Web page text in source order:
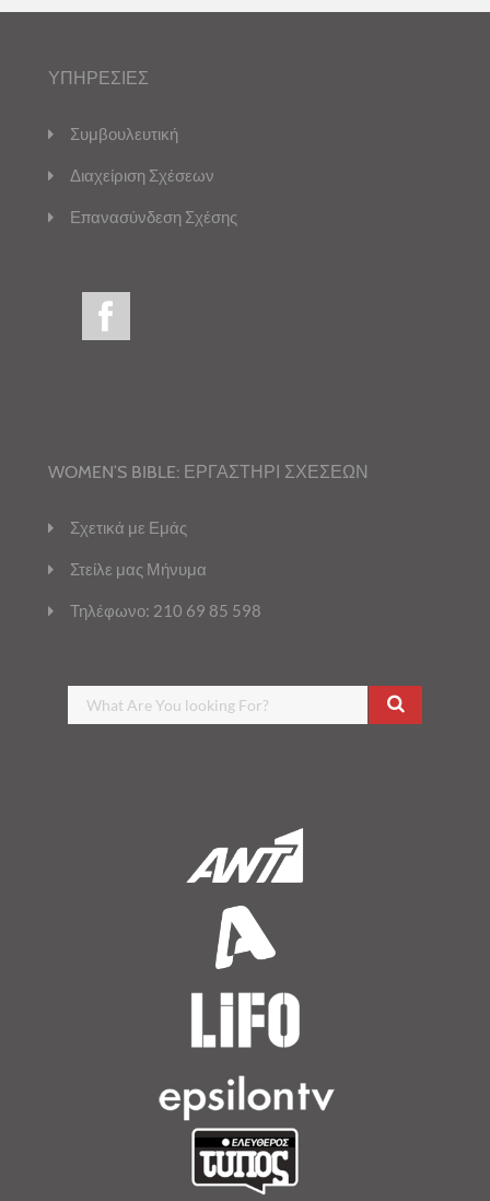
ΥΠΗΡΕΣΙΕΣ
Συμβουλευτική
Διαχείριση Σχέσεων
Επανασύνδεση Σχέσης
WOMEN’S BIBLE: ΕΡΓΑΣΤΗΡΙ ΣΧΕΣΕΩΝ
Σχετικά με Εμάς
Στείλε μας Μήνυμα
Τηλέφωνο: 210 69 85 598